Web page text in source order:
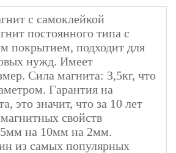
с самоклейкой
постоянного типа с
покрытием, подходит для
нужд. Имеет
Сила магнита: 3,5кг, что
Гарантия на
это значит, что за 10 лет
свойств
на 10мм на 2мм.
из самых популярных